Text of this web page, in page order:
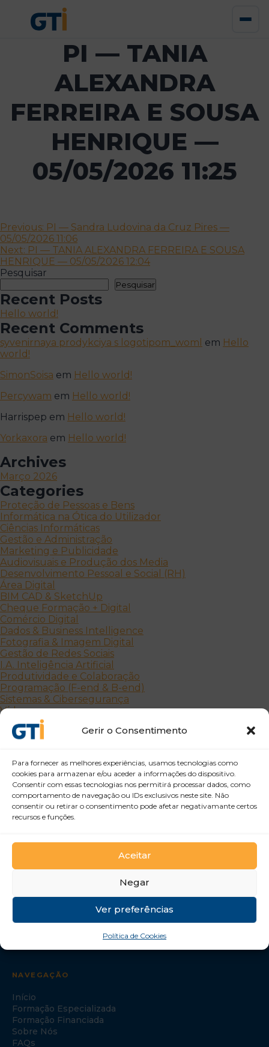
Gerir o Consentimento
Para fornecer as melhores experiências, usamos tecnologias como
cookies para armazenar e/ou aceder a informações do dispositivo.
Consentir com essas tecnologias nos permitirá processar dados, como
comportamento de navegação ou IDs exclusivos neste site. Não
consentir ou retirar o consentimento pode afetar negativamante certos
recursos e funções.
Aceitar
Negar
Ver preferências
Política de Cookies
PI — TANIA
ALEXANDRA
FERREIRA E SOUSA
HENRIQUE —
05/05/2026 11:25
Navegação
de
artigos
Previous: PI — Sandra Ludovina da Cruz Pires —
05/05/2026 11:06
Next: PI — TANIA ALEXANDRA FERREIRA E SOUSA
HENRIQUE — 05/05/2026 12:04
Pesquisar
Pesquisar
Recent Posts
Hello world!
Recent Comments
syvenirnaya prodykciya s logotipom_woml em Hello
world!
SimonSoisa em Hello world!
Percywam em Hello world!
Harrispep em Hello world!
Yorkaxora em Hello world!
Archives
Março 2026
Categories
Proteção de Pessoas e Bens
Informática na Ótica do Utilizador
Ciências Informáticas
Gestão e Administração
Marketing e Publicidade
Audiovisuais e Produção dos Media
Desenvolvimento Pessoal e Social (RH)
Área Digital
BIM CAD & SketchUp
Cheque Formação + Digital
Comércio Digital
Dados & Business Intelligence
Fotografia & Imagem Digital
Gestão de Redes Sociais
I.A. Inteligência Artificial
Produtividade e Colaboração
Programação (F-end & B-end)
Sistemas & Cibersegurança
Vídeo
Outras Áreas
Uncategorized
GTI Portugal – Formação Profissional, S.A.
NAVEGAÇÃO
Início
Formação Especializada
Formação Financiada
Sobre Nós
FAQs